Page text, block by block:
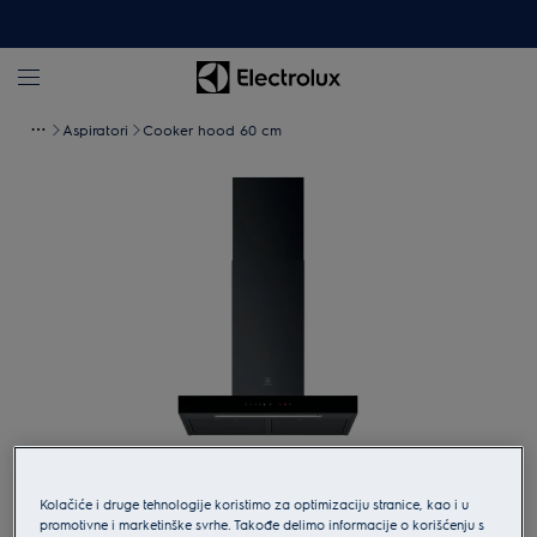
Aspiratori Cooker hood 60 cm
Kolačiće i druge tehnologije koristimo za optimizaciju stranice, kao i u
promotivne i marketinške svrhe. Takođe delimo informacije o korišćenju s